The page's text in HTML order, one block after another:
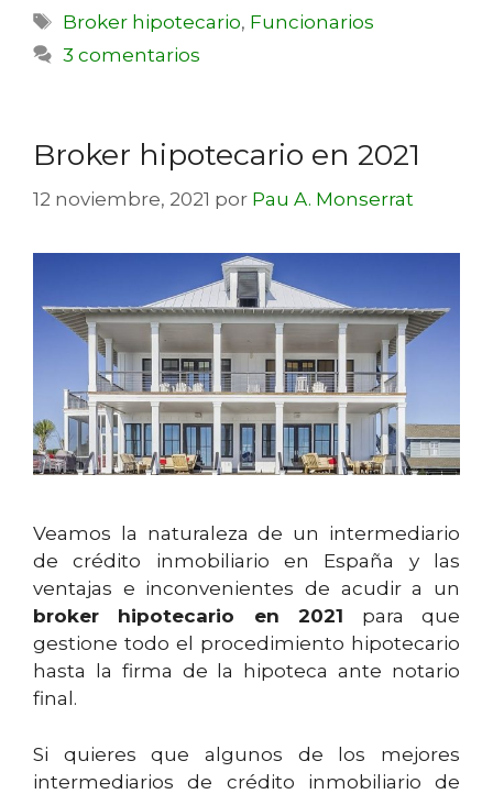
Broker hipotecario, Funcionarios
3 comentarios
Broker hipotecario en 2021
12 noviembre, 2021 por Pau A. Monserrat
Veamos la naturaleza de un intermediario
de crédito inmobiliario en España y las
ventajas e inconvenientes de acudir a un
broker hipotecario en 2021 para que
gestione todo el procedimiento hipotecario
hasta la firma de la hipoteca ante notario
final.
Si quieres que algunos de los mejores
intermediarios de crédito inmobiliario de